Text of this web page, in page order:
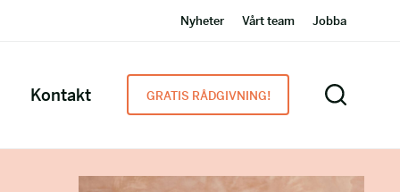
Nyheter Vårt team Jobba
Kontakt GRATIS RÅDGIVNING!